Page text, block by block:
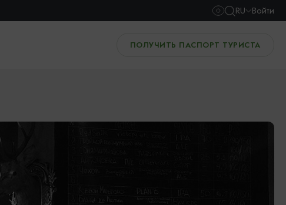
RU Войти
ПОЛУЧИТЬ ПАСПОРТ ТУРИСТА